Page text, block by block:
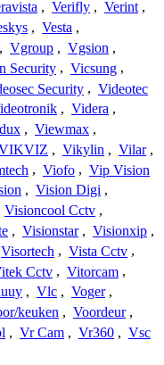
, Verifly , Verint ,
, Vesta ,
, Vgroup , Vgsion ,
Security , Vicsung ,
Security , Videotec
, Videra ,
, Viewmax ,
, Vikylin , Vilar ,
, Viofo , Vip Vision
, Vision Digi ,
Visioncool Cctv ,
, Visionstar , Visionxip ,
Visortech , Vista Cctv ,
Cctv , Vitorcam ,
, Vlc , Voger ,
keuken , Voordeur ,
, Vr Cam , Vr360 , Vsc